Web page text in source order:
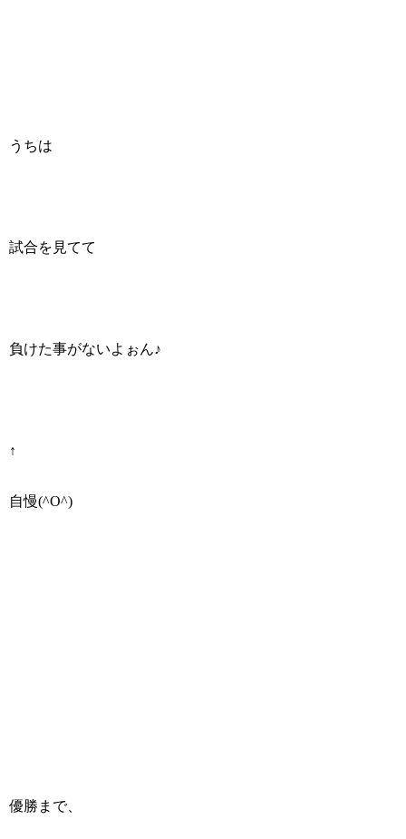
うちは
試合を見てて
負けた事がないよぉん♪
↑
自慢(^O^)
優勝まで、